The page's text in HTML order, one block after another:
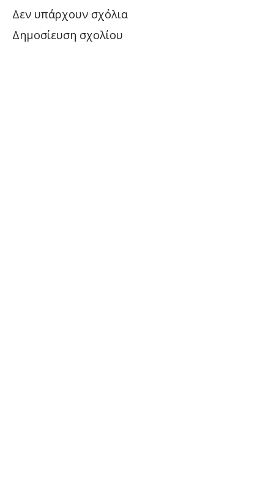
Δεν υπάρχουν σχόλια
Δημοσίευση σχολίου